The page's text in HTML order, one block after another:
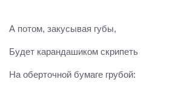
А потом, закусывая губы,
Будет карандашиком скрипеть
На оберточной бумаге грубой: